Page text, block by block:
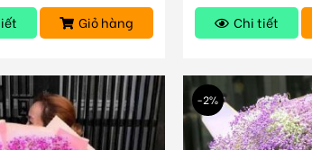
Giỏ hàng Chi tiết
-2%